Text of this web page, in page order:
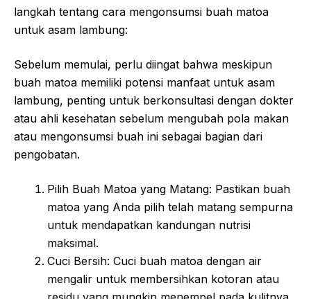
langkah tentang cara mengonsumsi buah matoa
untuk asam lambung:
Sebelum memulai, perlu diingat bahwa meskipun
buah matoa memiliki potensi manfaat untuk asam
lambung, penting untuk berkonsultasi dengan dokter
atau ahli kesehatan sebelum mengubah pola makan
atau mengonsumsi buah ini sebagai bagian dari
pengobatan.
Pilih Buah Matoa yang Matang: Pastikan buah
matoa yang Anda pilih telah matang sempurna
untuk mendapatkan kandungan nutrisi
maksimal.
Cuci Bersih: Cuci buah matoa dengan air
mengalir untuk membersihkan kotoran atau